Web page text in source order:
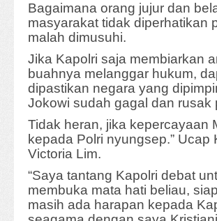
Bagaimana orang jujur dan
masyarakat tidak diperhatikan
malah dimusuhi.
Jika Kapolri saja membiarkan
buahnya melanggar hukum,
dipastikan negara yang
Jokowi sudah gagal dan rusak
Tidak heran, jika kepercayaan
kepada Polri nyungsep.” Ucap
Victoria Lim.
“Saya tantang Kapolri debat
membuka mata hati beliau,
masih ada harapan kepada